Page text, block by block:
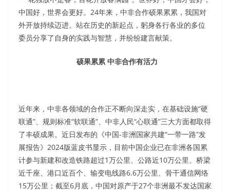
中国好，世界会更好。24年来，中非合作硕果累累，我国对
外开放持续迈进。站在历史的新起点，躬身各行各业的多位
委员分享了自身的实践与智慧，并纷纷建言献策。
硕果累累 中非合作有活力
近年来，中非各领域的合作正不断向深走实，在基础设施“硬
联通”、规则标准“软联通”、中非人民“心联通”三大方面都取得
了丰硕成果。近日发布的《中国-非洲国家共建“一带一路”发
展报告》2024版蓝皮书显示，目前中国企业已在非洲各国累
计参与新建和改造铁路超过1万公里、公路近10万公里、桥梁
近千座、港口近百个、输变电线路6.6万公里、骨干通信网络
15万公里；截至6月底，中国对原产于27个非洲最不发达国家